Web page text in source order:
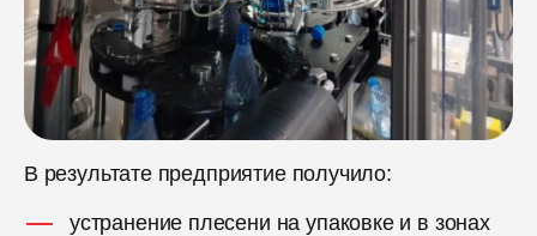
В результате предприятие получило:
устранение плесени на упаковке и в зонах